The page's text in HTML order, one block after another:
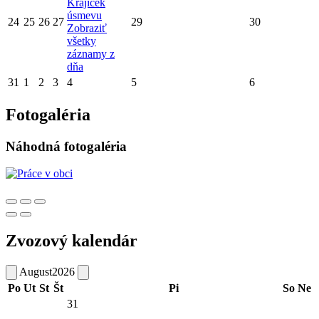
24 25 26 27
Krajíček
úsmevu
Zobraziť
všetky
záznamy z
dňa
29 30
31 1 2 3 4 5 6
Fotogaléria
Náhodná fotogaléria
Zvozový kalendár
August2026
Po Ut St Št Pi So Ne
31